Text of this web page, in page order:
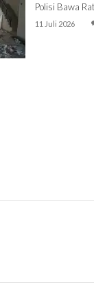
Polisi Bawa
11 Juli 2026